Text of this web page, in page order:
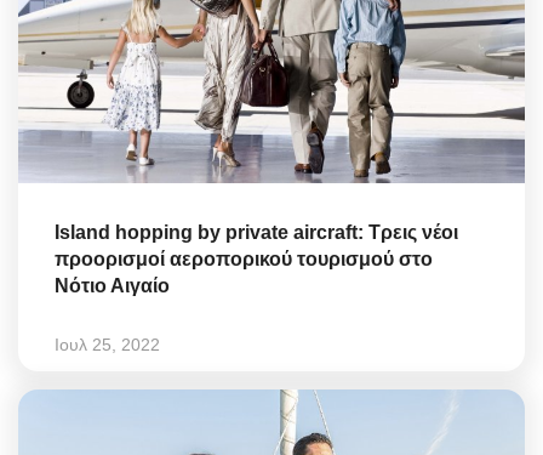
Island hopping by private aircraft: Τρεις νέοι
προορισμοί αεροπορικού τουρισμού στο
Νότιο Αιγαίο
Ιουλ 25, 2022